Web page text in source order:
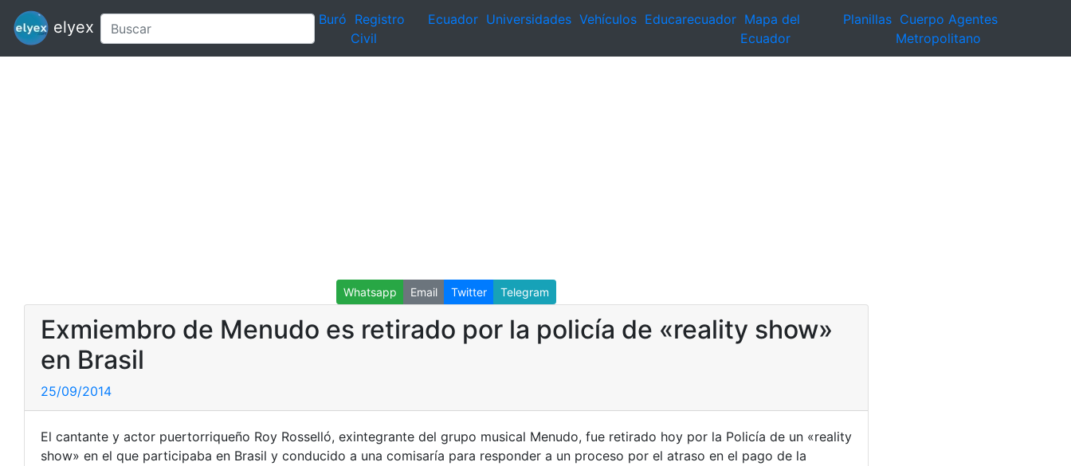
elyex Buró Registro
Civil
Ecuador Universidades Vehículos Educarecuador Mapa del
Ecuador
Planillas Cuerpo Agentes
Metropolitano
Whatsapp Email Twitter Telegram
Exmiembro de Menudo es retirado por la policía de «reality show»
en Brasil
25/09/2014
El cantante y actor puertorriqueño Roy Rosselló, exintegrante del grupo musical Menudo, fue retirado hoy por la Policía de un «reality
show» en el que participaba en Brasil y conducido a una comisaría para responder a un proceso por el atraso en el pago de la